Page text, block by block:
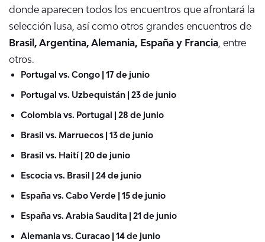
donde aparecen todos los encuentros que afrontará la
selección lusa, así como otros grandes encuentros de
Brasil, Argentina, Alemania, España y Francia, entre
otros.
Portugal vs. Congo | 17 de junio
Portugal vs. Uzbequistán | 23 de junio
Colombia vs. Portugal | 28 de junio
Brasil vs. Marruecos | 13 de junio
Brasil vs. Haití | 20 de junio
Escocia vs. Brasil | 24 de junio
España vs. Cabo Verde | 15 de junio
España vs. Arabia Saudita | 21 de junio
Alemania vs. Curacao | 14 de junio